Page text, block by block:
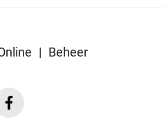
| Beheer
Facebook